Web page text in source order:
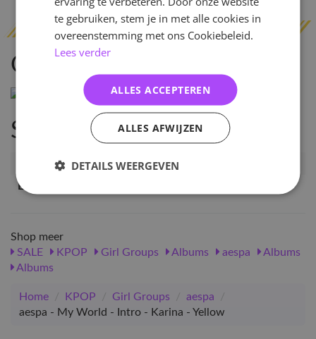
Omschrijving
Specificaties
Artikelnummer
115794
EAN nummer
Shop meer
SALE
KPOP Girl Groups Albums aespa
Albums
Albums
Home / KPOP / Girl Groups / aespa
/
aespa - My World - Intro - Karina - Yellow
te gebruiken, stem je in met alle cookies in
overeenstemming met ons Cookiebeleid.
Lees verder
ALLES ACCEPTEREN
ALLES AFWIJZEN
DETAILS WEERGEVEN